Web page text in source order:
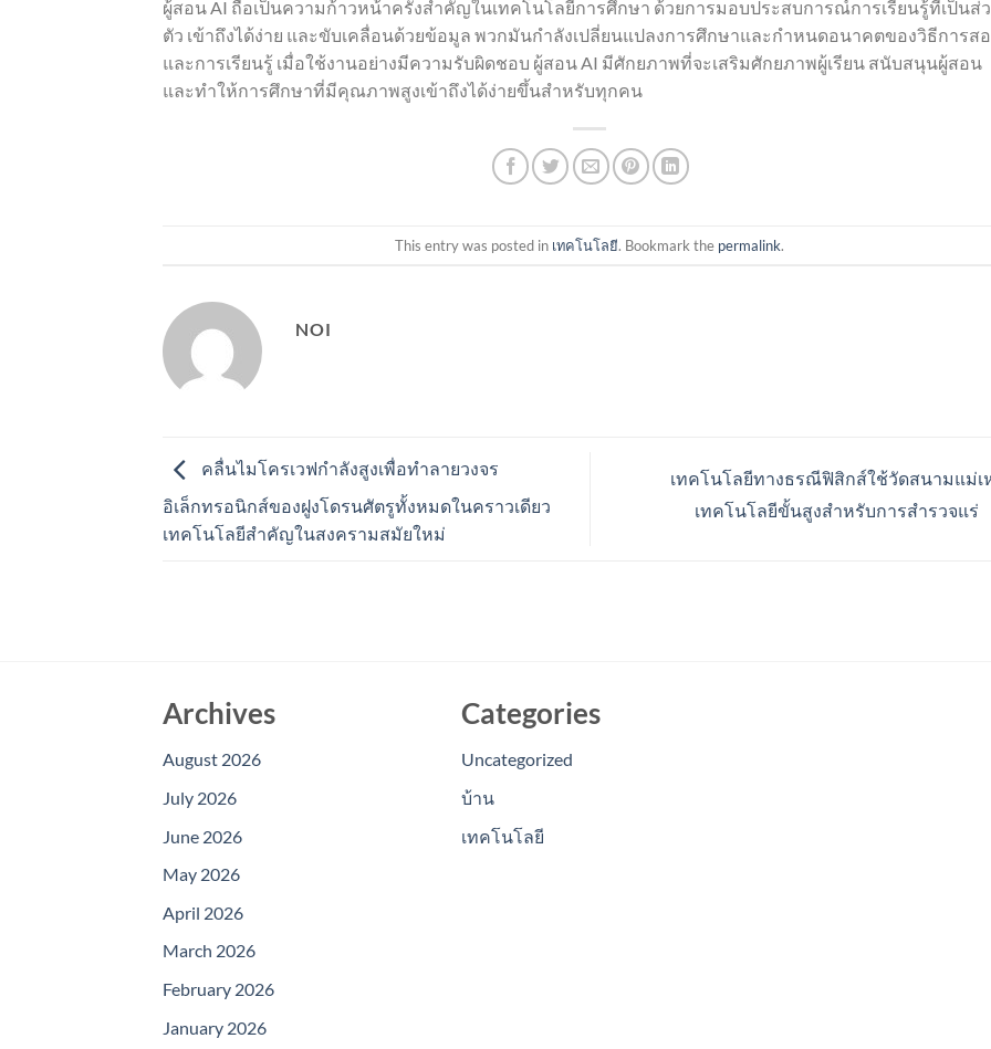
ผู้สอน AI ถือเป็นความก้าวหน้าครั้งสำคัญในเทคโนโลยีการศึกษา ด้วยการมอบประสบการณ์การเรียนรู้ที่เป็นส่
ตัว เข้าถึงได้ง่าย และขับเคลื่อนด้วยข้อมูล พวกมันกำลังเปลี่ยนแปลงการศึกษาและกำหนดอนาคตของวิธีการส
และการเรียนรู้ เมื่อใช้งานอย่างมีความรับผิดชอบ ผู้สอน AI มีศักยภาพที่จะเสริมศักยภาพผู้เรียน สนับสนุนผู้สอน
และทำให้การศึกษาที่มีคุณภาพสูงเข้าถึงได้ง่ายขึ้นสำหรับทุกคน
This entry was posted in เทคโนโลยี. Bookmark the permalink.
NOI
คลื่นไมโครเวฟกำลังสูงเพื่อทำลายวงจร
อิเล็กทรอนิกส์ของฝูงโดรนศัตรูทั้งหมดในคราวเดียว
เทคโนโลยีสำคัญในสงครามสมัยใหม่
เทคโนโลยีทางธรณีฟิสิกส์ใช้วัดสนามแม่เ
เทคโนโลยีขั้นสูงสำหรับการสำรวจแร่
Archives
August 2026
July 2026
June 2026
May 2026
April 2026
March 2026
February 2026
January 2026
Categories
Uncategorized
บ้าน
เทคโนโลยี